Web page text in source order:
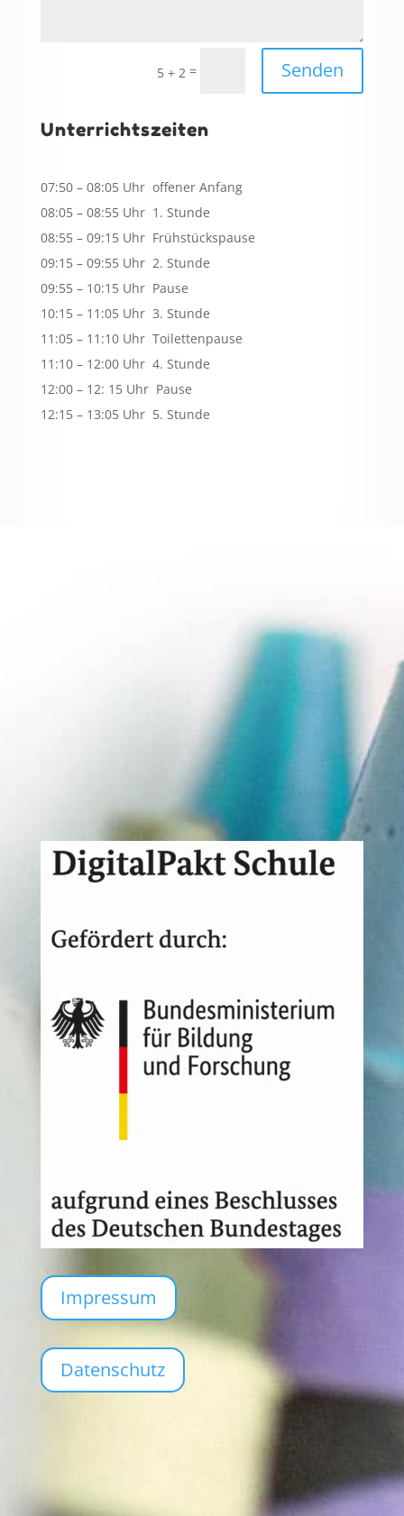
5 + 2 = Senden
Unterrichtszeiten
07:50 – 08:05 Uhr offener Anfang
08:05 – 08:55 Uhr 1. Stunde
08:55 – 09:15 Uhr Frühstückspause
09:15 – 09:55 Uhr 2. Stunde
09:55 – 10:15 Uhr Pause
10:15 – 11:05 Uhr 3. Stunde
11:05 – 11:10 Uhr Toilettenpause
11:10 – 12:00 Uhr 4. Stunde
12:00 – 12: 15 Uhr Pause
12:15 – 13:05 Uhr 5. Stunde
Impressum
Datenschutz